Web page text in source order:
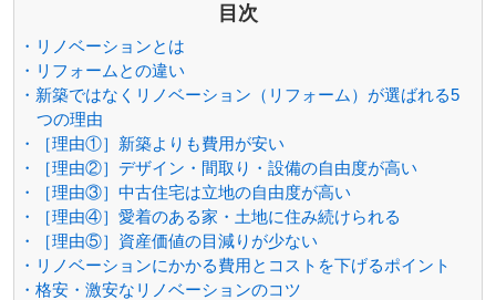
目次
・リノベーションとは
・リフォームとの違い
・新築ではなくリノベーション（リフォーム）が選ばれる5
つの理由
・［理由①］新築よりも費用が安い
・［理由②］デザイン・間取り・設備の自由度が高い
・［理由③］中古住宅は立地の自由度が高い
・［理由④］愛着のある家・土地に住み続けられる
・［理由⑤］資産価値の目減りが少ない
・リノベーションにかかる費用とコストを下げるポイント
・格安・激安なリノベーションのコツ